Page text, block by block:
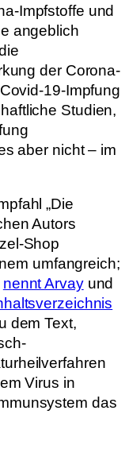
Impfstoffe und
angeblich
der Corona-
19-Impfung
Studien,
aber nicht – im
„Die
Autors
Shop
umfangreich;
nennt Arvayund
dem Text,
Virus in
das